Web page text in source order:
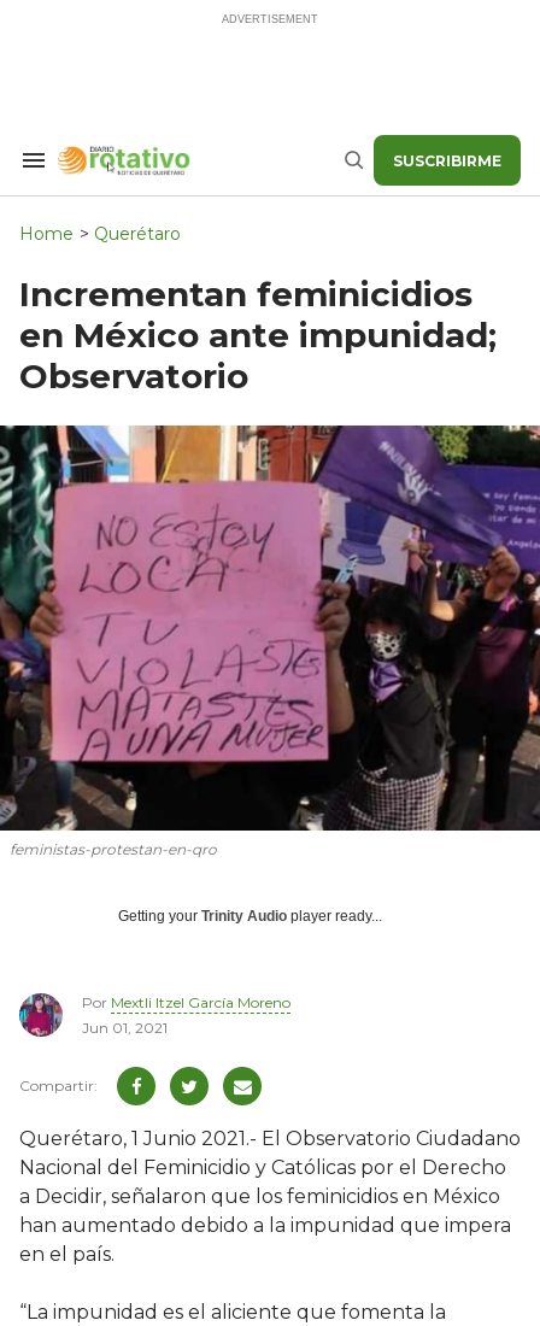
Search
Navigation
Buscar SUSCRIBIRME
Home > Querétaro
Incrementan feminicidios
en México ante impunidad;
Observatorio
feministas-protestan-en-qro
Getting your Trinity Audio player ready...
Por Mextli Itzel García Moreno
Jun 01, 2021
Querétaro, 1 Junio 2021.- El Observatorio Ciudadano
Nacional del Feminicidio y Católicas por el Derecho
a Decidir, señalaron que los feminicidios en México
han aumentado debido a la impunidad que impera
en el país.
“La impunidad es el aliciente que fomenta la